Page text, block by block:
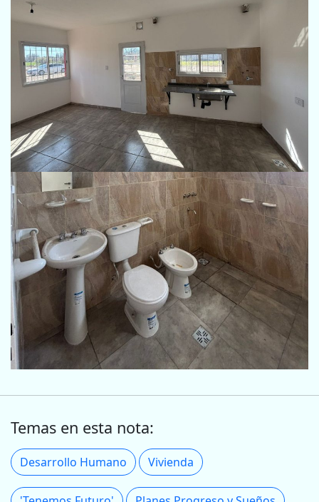
Temas en esta nota:
Desarrollo Humano Vivienda